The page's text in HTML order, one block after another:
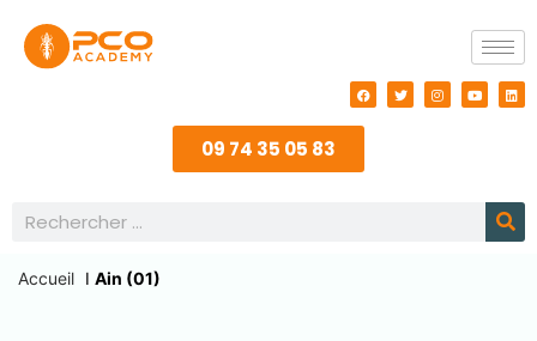
09 74 35 05 83
Accueil I Ain (01)